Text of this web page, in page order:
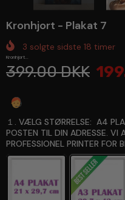
Kronhjort - Plakat 7
3 solgte sidste 18 timer
Kronhjort...
399.00 DKK
１. VÆLG STØRRELSE: A4
POSTEN TIL DIN ADRESSE. VI
PROFESSIONEL PRINTER FOR